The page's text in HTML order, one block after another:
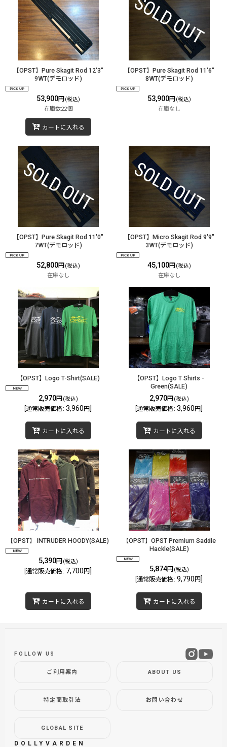
【OPST】Pure Skagit Rod 12'3"
9WT(デモロッド)
53,900円 (税込)
在庫数22個
カートに入れる
【OPST】Pure Skagit Rod 11'6"
8WT(デモロッド)
53,900円 (税込)
在庫なし
【OPST】Pure Skagit Rod 11'0"
7WT(デモロッド)
52,800円 (税込)
在庫なし
【OPST】Micro Skagit Rod 9'9"
3WT(デモロッド)
45,100円 (税込)
在庫なし
【OPST】Logo T-Shirt(SALE)
2,970円 (税込)
通常販売価格: 3,960 円 ]
カートに入れる
【OPST】Logo T Shirts -
Green(SALE)
2,970円 (税込)
通常販売価格: 3,960 円 ]
カートに入れる
【OPST】 INTRUDER HOODY(SALE)
5,390円 (税込)
通常販売価格: 7,700 円 ]
カートに入れる
【OPST】OPST Premium Saddle
Hackle(SALE)
5,874円 (税込)
通常販売価格: 9,790 円 ]
カートに入れる
DOLLYVARDEN
ご利用案内 ABOUT US
特定商取引法 お問い合わせ
GLOBAL SITE
FOLLOW US